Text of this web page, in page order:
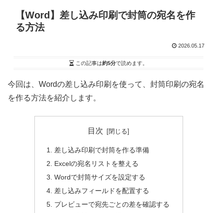
【Word】差し込み印刷で封筒の宛名を作
る方法
2026.05.17
この記事は約5分で読めます。
今回は、Wordの差し込み印刷を使って、封筒印刷の宛名
を作る方法を紹介します。
目次
差し込み印刷で封筒を作る準備
Excelの宛名リストを整える
Wordで封筒サイズを設定する
差し込みフィールドを配置する
プレビューで宛先ごとの差を確認する